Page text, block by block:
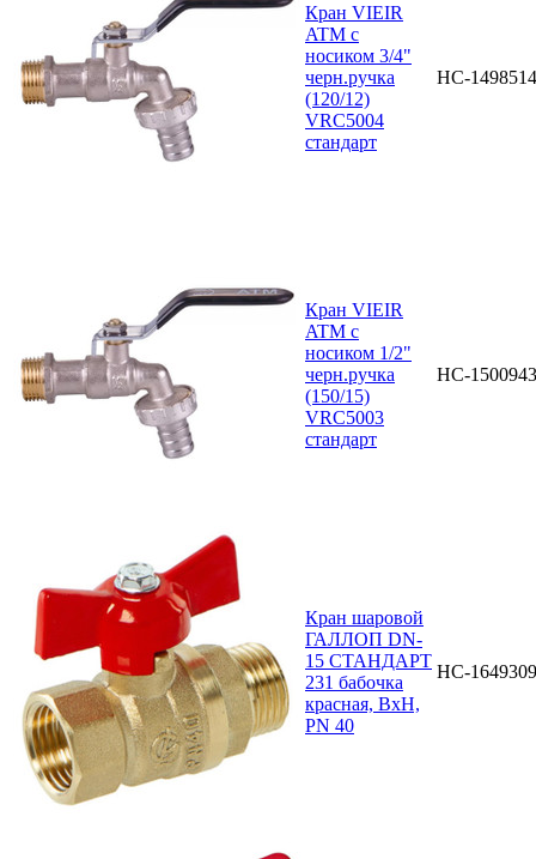
Кран VIEIR
ATM с
носиком 3/4"
черн.ручка
(120/12)
VRC5004
стандарт
НС-1498514
Кран VIEIR
ATM с
носиком 1/2"
черн.ручка
(150/15)
VRC5003
стандарт
НС-1500943
Кран шаровой
ГАЛЛОП DN-
15 СТАНДАРТ
231 бабочка
красная, ВхН,
PN 40
НС-1649309